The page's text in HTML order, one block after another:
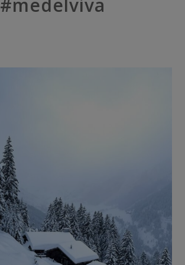
#medelviva